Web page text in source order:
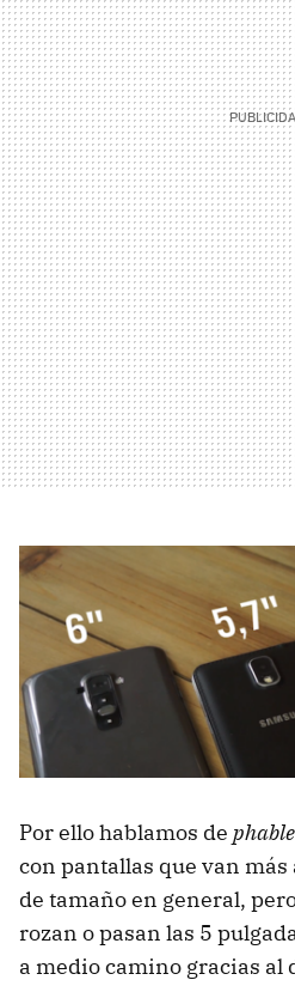
Por ello hablamos de
con pantallas que van más
de tamaño en general,
rozan o pasan las 5
a medio camino gracias al